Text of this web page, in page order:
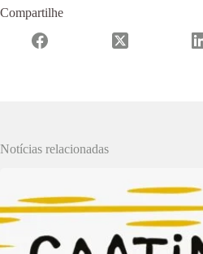
Compartilhe
Notícias relacionadas